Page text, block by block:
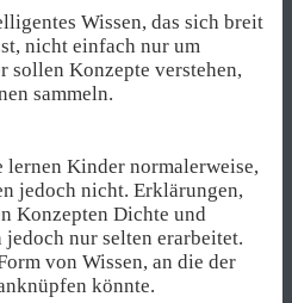
Wissen, das sich breit
nicht einfach nur um
sollen Konzepte verstehen,
sammeln.
lernen Kinder normalerweise,
jedoch nicht. Erklärungen,
Konzepten Dichte und
nur selten erarbeitet.
von Wissen, an die der
könnte.